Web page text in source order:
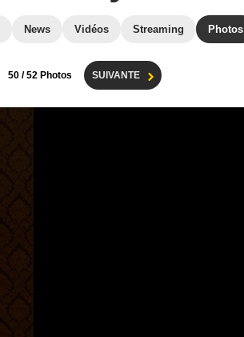
News Vidéos Streaming Photos
50 / 52 Photos SUIVANTE